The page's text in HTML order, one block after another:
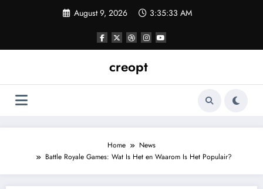
August 9, 2026 3:35:34 AM
creopt
Home
News
Battle Royale Games: Wat Is Het en Waarom Is Het Populair?